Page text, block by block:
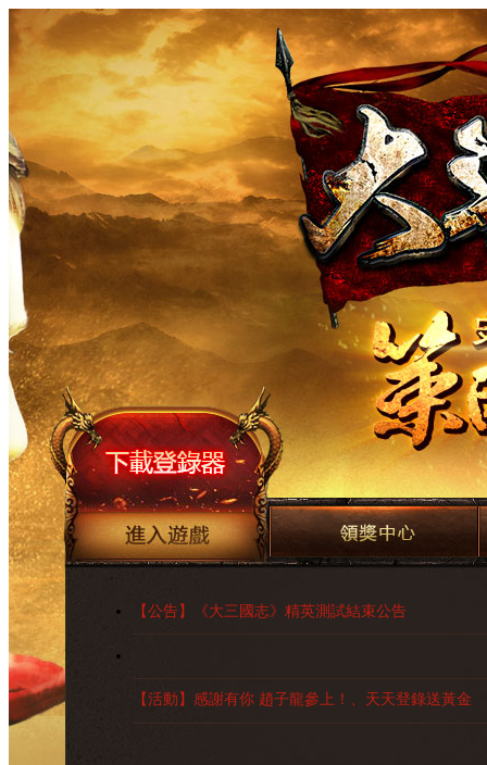
【公告】《大三國志》精英測試結束公告
【活動】感謝有你 趙子龍參上！、天天登錄送黃金